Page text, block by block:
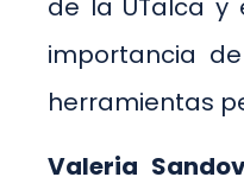
de la UTalca y
importancia
herramientas
Valeria